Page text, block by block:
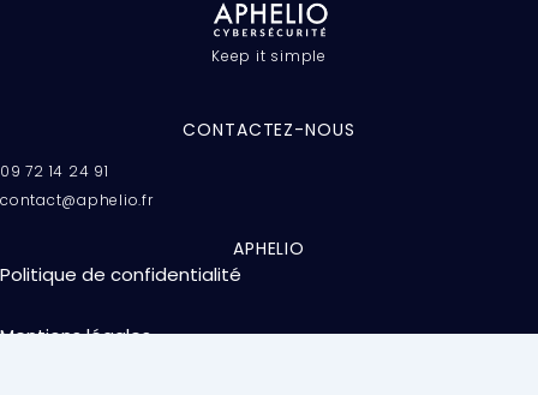
Keep it simple
CONTACTEZ-NOUS
09 72 14 24 91
contact@aphelio.fr
APHELIO
Politique de confidentialité
Mentions légales